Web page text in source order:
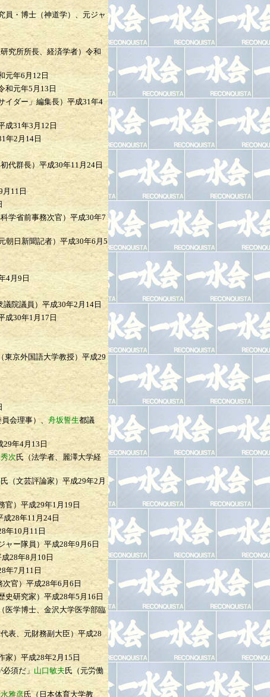
員・博士（神道学）、元ジャ
究所所長、経済学者） 令和
元年6月12日
和元年5月13日
イダー」編集長）平成31年4
成31年3月12日
年2月14日
代群長）平成30年11月24日
月11日
学省前事務次官）平成30年7
朝日新聞記者） 平成30年6月5
4月9日
議院議員） 平成30年2月14日
成30年1月17日
東京外国語大学教授） 平成29
会理事）、 舟坂誓生都議
29年4月13日
次氏（法学者、麗澤大学経
氏（文芸評論家） 平成29年2月
） 平成29年1月19日
成28年11月24日
年10月11日
ャー隊員） 平成28年9月6日
成28年8月10日
年7月11日
官） 平成28年6月6日
史研究家） 平成28年5月16日
医学博士、金沢大学医学部臨
表、元財務副大臣） 平成28
） 平成28年2月15日
須だ」 山口敏夫氏（元労働
雅彦氏（日本体育大学教